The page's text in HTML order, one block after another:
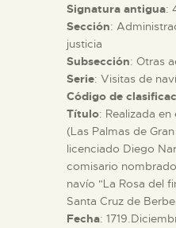
PREPARAR
█
EL MUSEO
Signatura antigua:
Sección:
justicia
Subsección: Otras
Serie: Visitas de
Código de
Título: Realizada
(Las Palmas de
licenciado Diego
comisario
navío "La Rosa del
Santa Cruz de
Fecha: